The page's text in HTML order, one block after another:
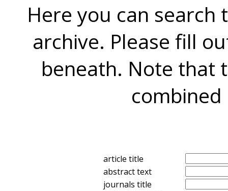
Here you can search
archive. Please fill
beneath. Note that
combined
article title
abstract text
journals title